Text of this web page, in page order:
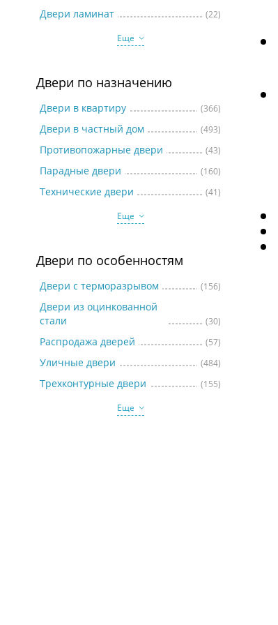
Двери ламинат
(22)
Еще
Двери по назначению
Двери в квартиру (366)
Двери в частный дом (493)
Противопожарные двери (43)
Парадные двери (160)
Технические двери
(41)
Еще
Двери по особенностям
Двери с терморазрывом (156)
Двери из оцинкованной
стали
(30)
Распродажа дверей (57)
Уличные двери (484)
Трехконтурные двери
(155)
Еще